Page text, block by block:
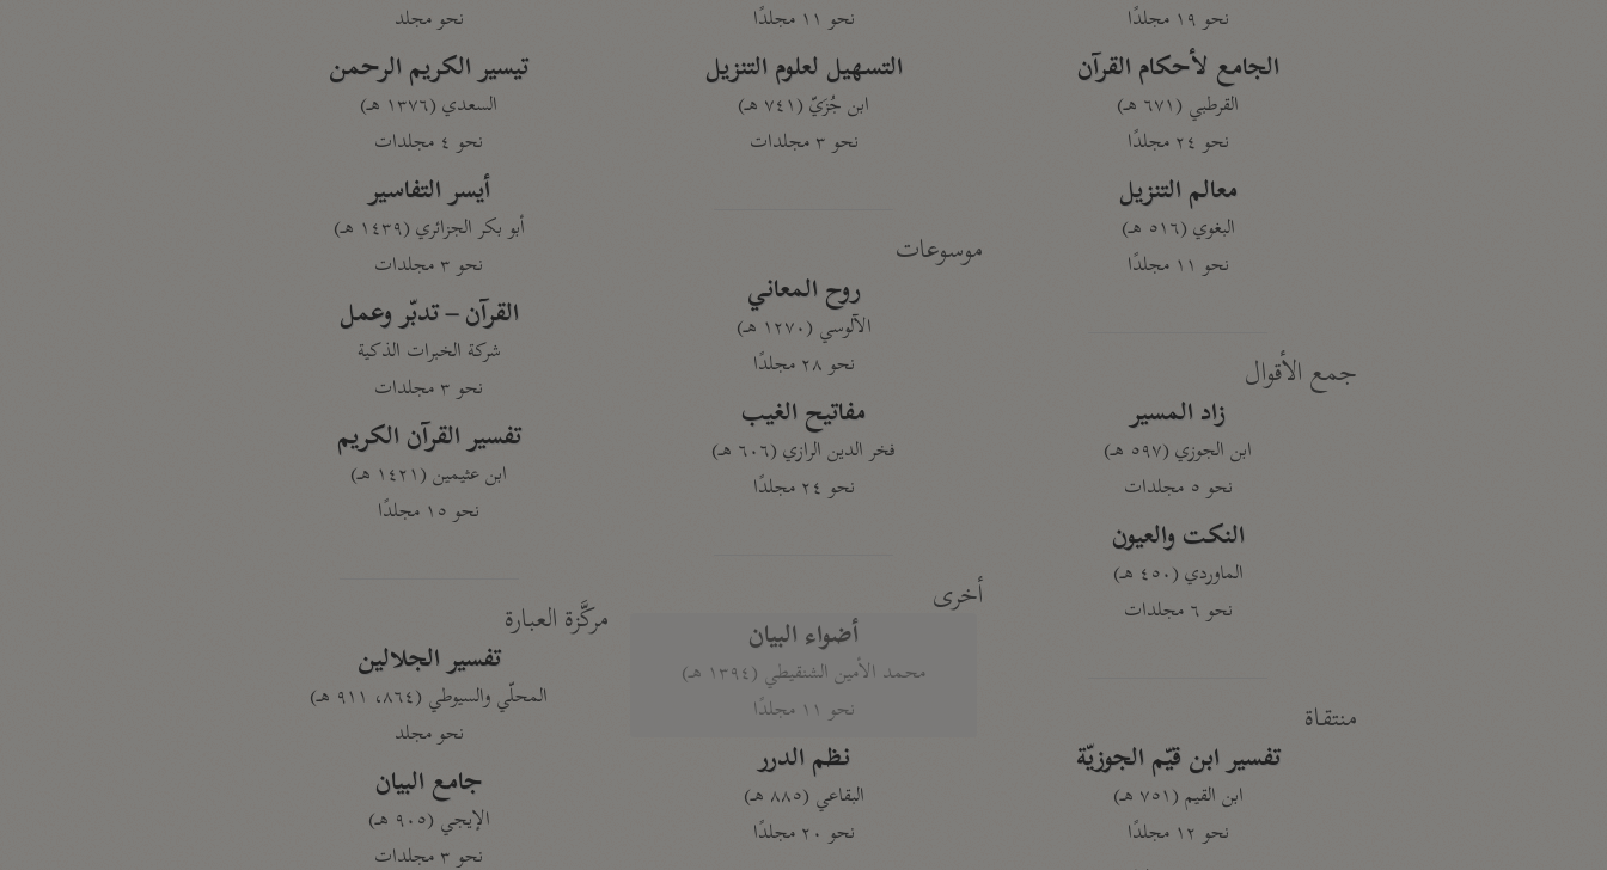
نحو ١٩ مجلدًا
الجامع لأحكام القرآن
القرطبي (٦٧١ هـ)
نحو ٢٤ مجلدًا
معالم التنزيل
البغوي (٥١٦ هـ)
نحو ١١ مجلدًا
جمع الأقوال
زاد المسير
ابن الجوزي (٥٩٧ هـ)
نحو ٥ مجلدات
النكت والعيون
الماوردي (٤٥٠ هـ)
نحو ٦ مجلدات
منتقاة
تفسير ابن قيّم الجوزيّة
ابن القيم (٧٥١ هـ)
نحو ١٢ مجلدًا
نحو ١١ مجلدًا
التسهيل لعلوم التنزيل
ابن جُزَيّ (٧٤١ هـ)
نحو ٣ مجلدات
موسوعات
روح المعاني
الآلوسي (١٢٧٠ هـ)
نحو ٢٨ مجلدًا
مفاتيح الغيب
فخر الدين الرازي (٦٠٦ هـ)
نحو ٢٤ مجلدًا
أخرى
أضواء البيان
محمد الأمين الشنقيطي (١٣٩٤ هـ)
نحو ١١ مجلدًا
نظم الدرر
البقاعي (٨٨٥ هـ)
نحو ٢٠ مجلدًا
نحو مجلد
تيسير الكريم الرحمن
السعدي (١٣٧٦ هـ)
نحو ٤ مجلدات
أيسر التفاسير
أبو بكر الجزائري (١٤٣٩ هـ)
نحو ٣ مجلدات
القرآن – تدبّر وعمل
شركة الخبرات الذكية
نحو ٣ مجلدات
تفسير القرآن الكريم
ابن عثيمين (١٤٢١ هـ)
نحو ١٥ مجلدًا
مركَّزة العبارة
تفسير الجلالين
المحلّي والسيوطي (٨٦٤، ٩١١ هـ)
نحو مجلد
جامع البيان
الإيجي (٩٠٥ هـ)
نحو ٣ مجلدات